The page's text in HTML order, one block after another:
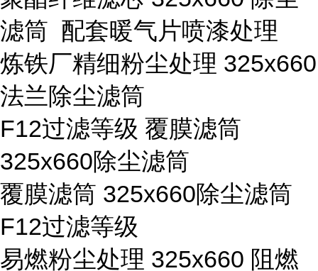
滤筒 配套暖气片喷漆处理
炼铁厂精细粉尘处理 325x660
法兰除尘滤筒
F12过滤等级 覆膜滤筒
325x660除尘滤筒
覆膜滤筒 325x660除尘滤筒
F12过滤等级
易燃粉尘处理 325x660 阻燃